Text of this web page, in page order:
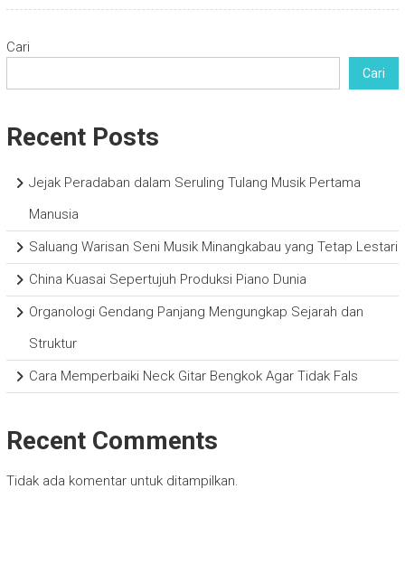
Cari
Cari
Recent Posts
Jejak Peradaban dalam Seruling Tulang Musik Pertama
Manusia
Saluang Warisan Seni Musik Minangkabau yang Tetap Lestari
China Kuasai Sepertujuh Produksi Piano Dunia
Organologi Gendang Panjang Mengungkap Sejarah dan
Struktur
Cara Memperbaiki Neck Gitar Bengkok Agar Tidak Fals
Recent Comments
Tidak ada komentar untuk ditampilkan.